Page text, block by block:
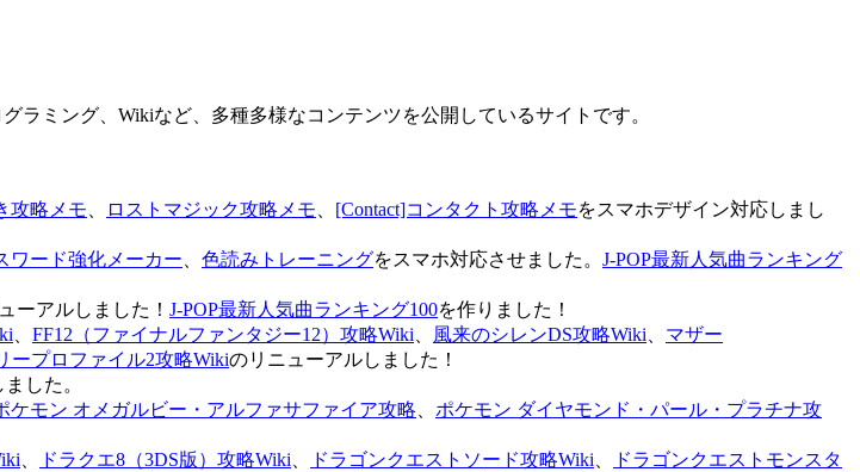
ラミング、Wikiなど、多種多様なコンテンツを公開しているサイトです。
攻略メモ ロストマジック攻略メモ [Contact]コンタクト攻略メモをスマホデザイン対応しまし
ワード強化メーカー 色読みトレーニングをスマホ対応させました。 J-POP最新人気曲ランキング
ーアルしました！ J-POP最新人気曲ランキング100を作りました！
FF12（ファイナルファンタジー12）攻略Wiki 風来のシレンDS攻略Wiki
マザー
ープロファイル2攻略Wikiのリニューアルしました！
した。
ケモン オメガルビー・アルファサファイア攻略
ポケモン ダイヤモンド・パール・プラチナ攻
ドラクエ8（3DS版）攻略Wiki ドラゴンクエストソード攻略Wiki
ドラゴンクエストモンスタ